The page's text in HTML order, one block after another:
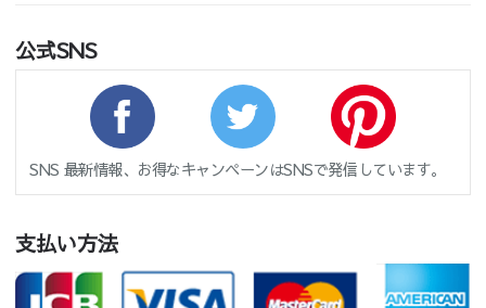
公式SNS
SNS 最新情報、お得なキャンペーンはSNSで発信しています。
支払い方法